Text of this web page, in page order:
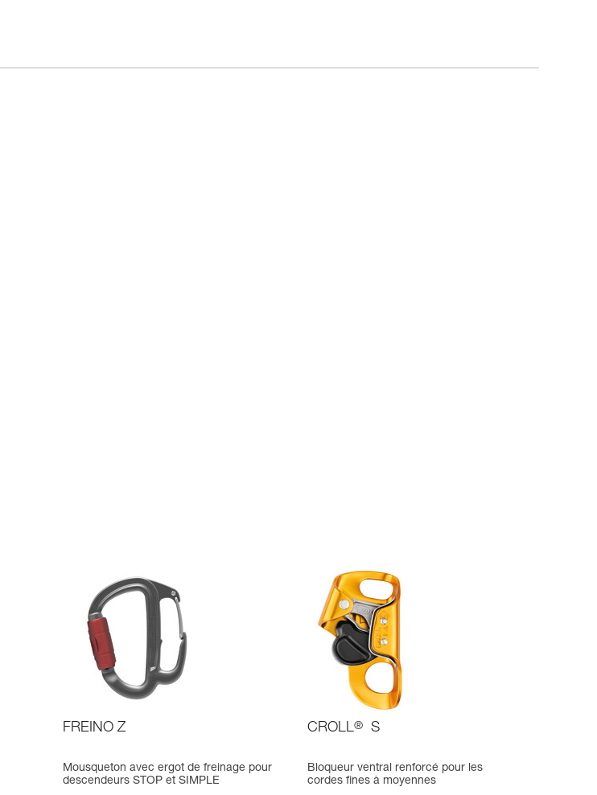
FREINO Z
Mousqueton avec ergot de freinage pour
descendeurs STOP et SIMPLE
CROLL® S
Bloqueur ventral renforcé pour les
cordes fines à moyennes